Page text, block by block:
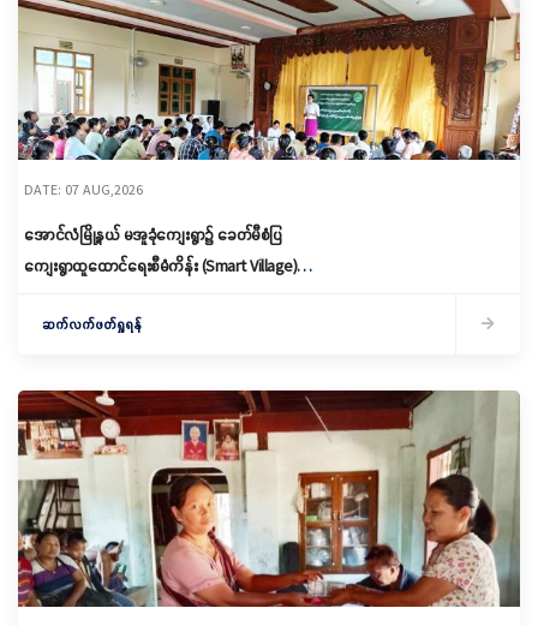
DATE: 07 AUG,2026
အောင်လံမြို့နယ် မအူခုံကျေးရွာ၌ ခေတ်မီစံပြ
ကျေးရွာထူထောင်ရေးစီမံကိန်း (Smart Village)
ဆက်လက်ဖတ်ရှုရန်